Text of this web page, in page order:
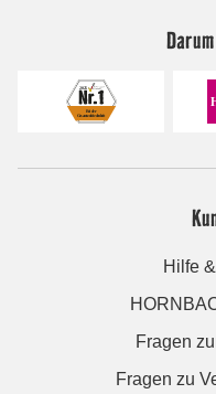
Hilfe
Fragen
Fragen zu